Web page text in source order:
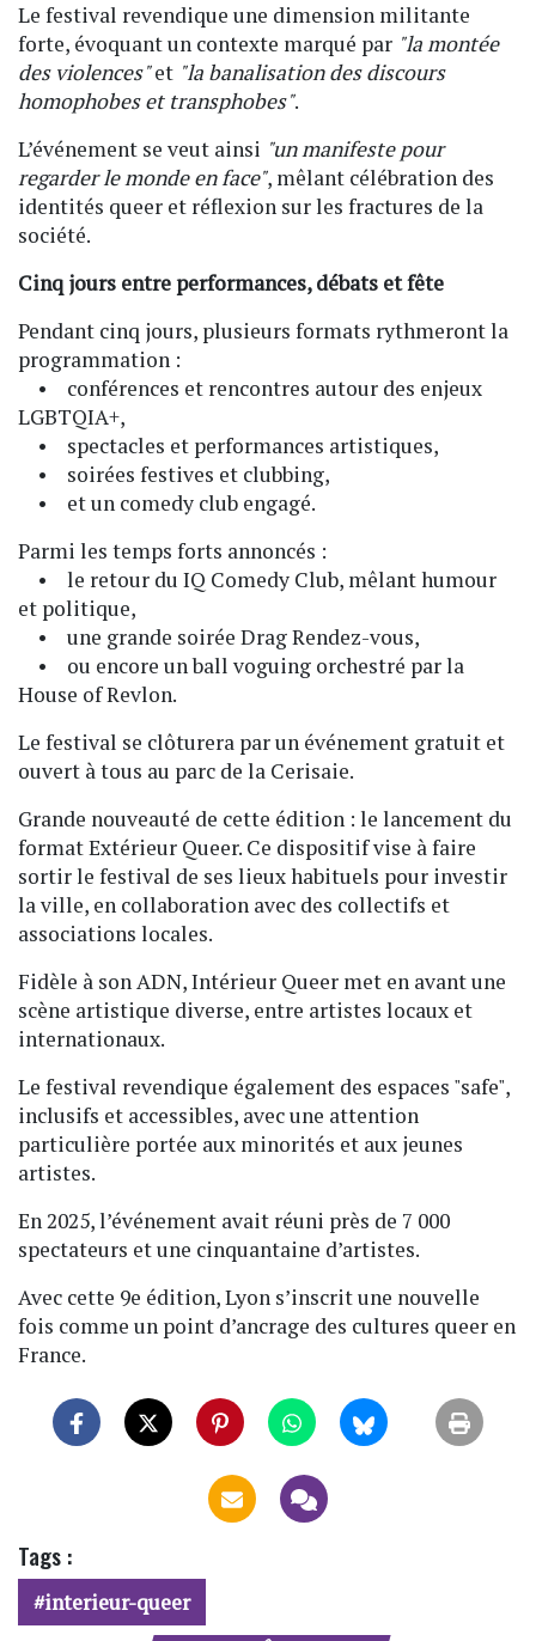
Le festival revendique une dimension militante
forte, évoquant un contexte marqué par "la montée
des violences"et "la banalisation des discours
homophobes et transphobes".
L’événement se veut ainsi "un manifeste pour
regarder le monde en face", mêlant célébration des
identités queer et réflexion sur les fractures de la
société.
Cinq jours entre performances, débats et fête
Pendant cinq jours, plusieurs formats rythmeront la
programmation :
• conférences et rencontres autour des enjeux
LGBTQIA+,
• spectacles et performances artistiques,
• soirées festives et clubbing,
• et un comedy club engagé.
Parmi les temps forts annoncés :
• le retour du IQ Comedy Club, mêlant humour
et politique,
• une grande soirée Drag Rendez-vous,
• ou encore un ball voguing orchestré par la
House of Revlon.
Le festival se clôturera par un événement gratuit et
ouvert à tous au parc de la Cerisaie.
Grande nouveauté de cette édition : le lancement du
format Extérieur Queer. Ce dispositif vise à faire
sortir le festival de ses lieux habituels pour investir
la ville, en collaboration avec des collectifs et
associations locales.
Fidèle à son ADN, Intérieur Queer met en avant une
scène artistique diverse, entre artistes locaux et
internationaux.
Le festival revendique également des espaces "safe",
inclusifs et accessibles, avec une attention
particulière portée aux minorités et aux jeunes
artistes.
En 2025, l’événement avait réuni près de 7 000
spectateurs et une cinquantaine d’artistes.
Avec cette 9e édition, Lyon s’inscrit une nouvelle
fois comme un point d’ancrage des cultures queer en
France.
Tags :
interieur-queer